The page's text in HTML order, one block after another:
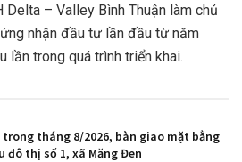
Delta – Valley Bình Thuận làm chủ
nhận đầu tư lần đầu từ năm
lần trong quá trình triển khai.
trong tháng 8/2026, bàn giao mặt bằng
đô thị số 1, xã Măng Đen